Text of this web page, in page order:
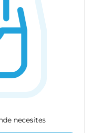
necesites